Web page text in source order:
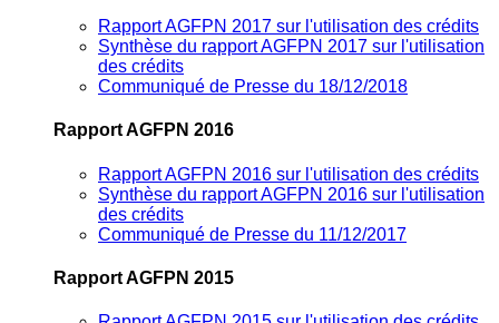
Rapport AGFPN 2017 sur l'utilisation des crédits
Synthèse du rapport AGFPN 2017 sur l'utilisation
des crédits
Communiqué de Presse du 18/12/2018
Rapport AGFPN 2016
Rapport AGFPN 2016 sur l'utilisation des crédits
Synthèse du rapport AGFPN 2016 sur l'utilisation
des crédits
Communiqué de Presse du 11/12/2017
Rapport AGFPN 2015